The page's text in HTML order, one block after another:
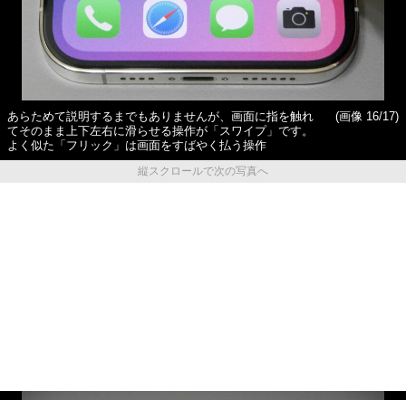
あらためて説明するまでもありませんが、画面に指を触れ
てそのまま上下左右に滑らせる操作が「スワイプ」です。
よく似た「フリック」は画面をすばやく払う操作
(画像 16/17)
縦スクロールで次の写真へ